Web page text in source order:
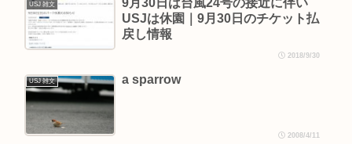
USJ 雑文
9月30日は台風24号の接近に伴い
USJは休園｜9月30日のチケット払
戻し情報
2018/9/30
USJ 雑文 a sparrow
2008/4/11